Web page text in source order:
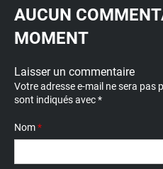
AUCUN
MOMENT
Laisser un commentaire
Votre adresse e-mail ne sera pas
sont indiqués avec*
Nom*